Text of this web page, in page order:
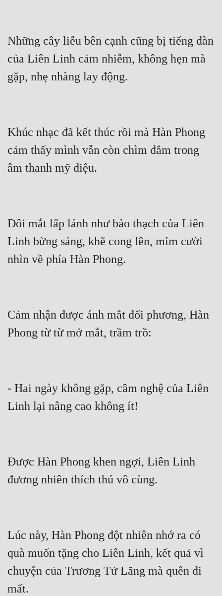
Đẹp Hiệp
Vô Sỉ
Điềm Đạm
Những cây liễu bên cạnh cũng bị tiếng đàn
của Liên Linh cảm nhiễm, không hẹn mà
gặp, nhẹ nhàng lay động.
Khúc nhạc đã kết thúc rồi mà Hàn Phong
cảm thấy mình vẫn còn chìm đắm trong
âm thanh mỹ diệu.
Đôi mắt lấp lánh như bảo thạch của Liên
Linh bừng sáng, khẽ cong lên, mỉm cười
nhìn về phía Hàn Phong.
Cảm nhận được ánh mắt đối phương, Hàn
Phong từ từ mở mắt, trầm trồ:
- Hai ngày không gặp, cầm nghệ của Liên
Linh lại nâng cao không ít!
Được Hàn Phong khen ngợi, Liên Linh
đương nhiên thích thú vô cùng.
Lúc này, Hàn Phong đột nhiên nhớ ra có
quà muốn tặng cho Liên Linh, kết quả vì
chuyện của Trương Tử Lăng mà quên đi
mất.